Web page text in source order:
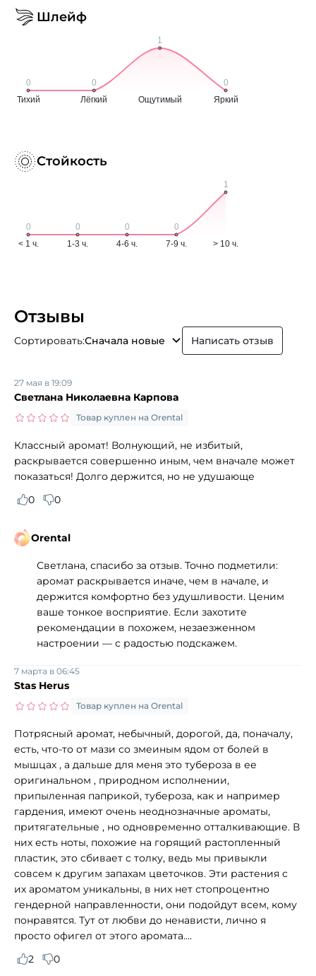
Шлейф
Стойкость
Отзывы
Сортировать:Сначала новые Написать отзыв
Светлана Николаевна Карпова
27 мая в 19:09
Товар куплен на Orental
Классный аромат! Волнующий, не избитый,
раскрывается совершенно иным, чем вначале может
показаться! Долго держится, но не удушающе
0
0
Orental
Светлана, спасибо за отзыв. Точно подметили:
аромат раскрывается иначе, чем в начале, и
держится комфортно без удушливости. Ценим
ваше тонкое восприятие. Если захотите
рекомендации в похожем, незаезженном
настроении — с радостью подскажем.
Stas Herus
7 марта в 06:45
Товар куплен на Orental
Потрясный аромат, небычный, дорогой, да, поначалу,
есть, что-то от мази со змеиным ядом от болей в
мышцах , а дальше для меня это тубероза в ее
оригинальном , природном исполнении,
припыленная паприкой, тубероза, как и например
гардения, имеют очень неоднозначные ароматы,
притягательные , но одновременно отталкивающие. В
них есть ноты, похожие на горящий растопленный
пластик, это сбивает с толку, ведь мы привыкли
совсем к другим запахам цветочков. Эти растения с
их ароматом уникальны, в них нет стопроцентно
гендерной направленности, они подойдут всем, кому
понравятся. Тут от любви до ненависти, лично я
просто офигел от этого аромата....
2
0